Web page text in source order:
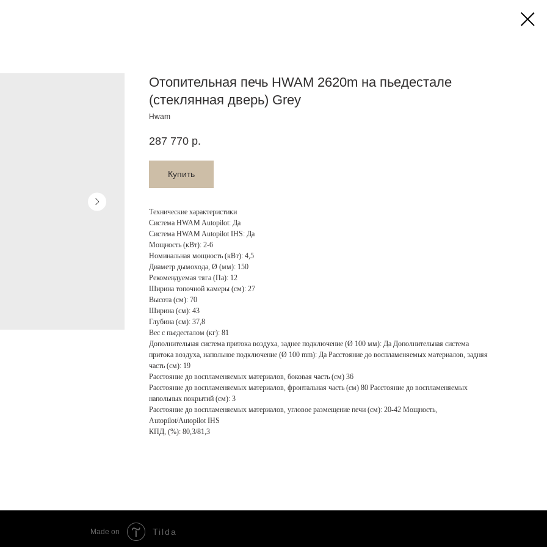
Отопительная печь HWAM 2620m на пьедестале
(стеклянная дверь) Grey
Hwam
287 770 р.
Купить
Технические характеристики
Система HWAM Autopilot: Да
Система HWAM Autopilot IHS: Да
Мощность (кВт): 2-6
Номинальная мощность (кВт): 4,5
Диаметр дымохода, Ø (мм): 150
Рекомендуемая тяга (Па): 12
Ширина топочной камеры (см): 27
Высота (см): 70
Ширина (см): 43
Глубина (см): 37,8
Вес с пьедесталом (кг): 81
Дополнительная система притока воздуха, заднее подключение (Ø 100 мм): Да Дополнительная система
притока воздуха, напольное подключение (Ø 100 mm): Да Расстояние до воспламеняемых материалов, задняя
часть (см): 19
Расстояние до воспламеняемых материалов, боковая часть (см) 36
Расстояние до воспламеняемых материалов, фронтальная часть (см) 80 Расстояние до воспламеняемых
напольных покрытий (см): 3
Расстояние до воспламеняемых материалов, угловое размещение печи (см): 20-42 Мощность,
Autopilot/Autopilot IHS
КПД, (%): 80,3/81,3
Made on Tilda